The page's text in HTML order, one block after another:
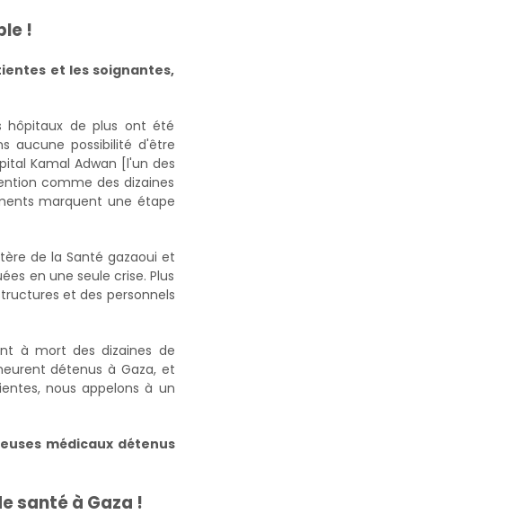
!
et les soignantes,
hôpitaux de plus ont été
aucune possibilité d'être
Kamal Adwan [l'un des
comme des dizaines
marquent une étape
de la Santé gazaoui et
en une seule crise. Plus
et des personnels
à mort des dizaines de
détenus à Gaza, et
nous appelons à un
médicaux détenus
santé à Gaza !